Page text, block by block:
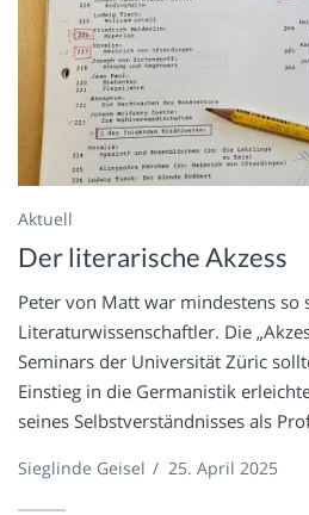
Aktuell
Der literarische Akzess
Peter von Matt war mindestens so
Literaturwissenschaftler. Die
Seminars der Universität Züric
Einstieg in die Germanistik
seines Selbstverständnisses als
Sieglinde Geisel / 25. April 2025